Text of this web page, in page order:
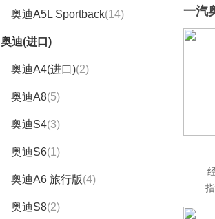
奥迪A5L Sportback(14)
奥迪(进口)
奥迪A4(进口)(2)
奥迪A8(5)
奥迪S4(3)
奥迪S6(1)
奥迪A6 旅行版(4)
奥迪S8(2)
一汽